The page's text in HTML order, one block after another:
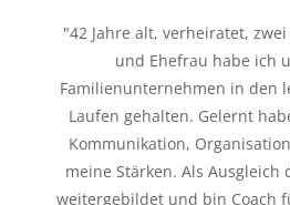
"42 Jahre alt, verheiratet,
und Ehefrau habe ich
Familienunternehmen in den
Laufen gehalten. Gelernt
Kommunikation,
meine Stärken. Als Ausgleich
weitergebildet und bin Coach